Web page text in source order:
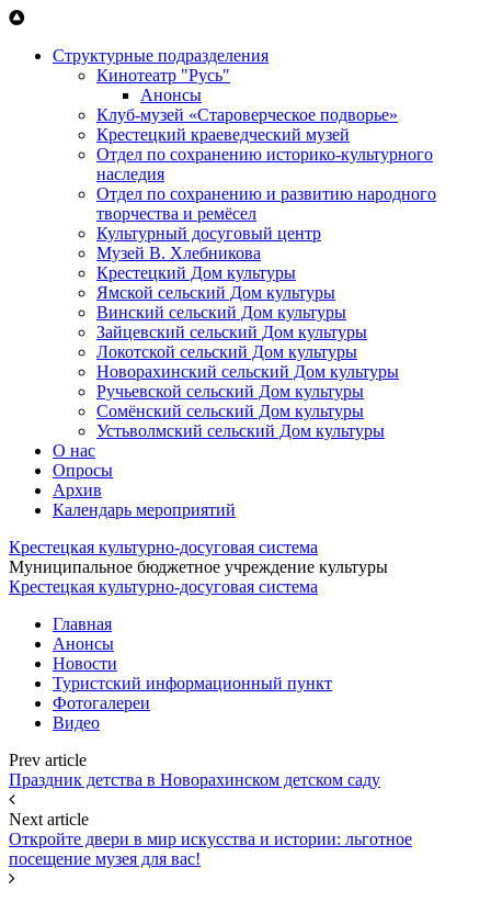
Перейти к основному содержанию
Структурные подразделения
Кинотеатр "Русь"
Анонсы
Клуб-музей «Староверческое подворье»
Крестецкий краеведческий музей
Отдел по сохранению историко-культурного
наследия
Отдел по сохранению и развитию народного
творчества и ремёсел
Культурный досуговый центр
Музей В. Хлебникова
Крестецкий Дом культуры
Ямской сельский Дом культуры
Винский сельский Дом культуры
Зайцевский сельский Дом культуры
Локотской сельский Дом культуры
Новорахинский сельский Дом культуры
Ручьевской сельский Дом культуры
Сомёнский сельский Дом культуры
Устьволмский сельский Дом культуры
О нас
Опросы
Архив
Календарь мероприятий
Крестецкая культурно-досуговая система
Муниципальное бюджетное учреждение культуры
Крестецкая культурно-досуговая система
Главная
Анонсы
Новости
Туристский информационный пункт
Фотогалереи
Видео
Prev article
Праздник детства в Новорахинском детском саду
Next article
Откройте двери в мир искусства и истории: льготное
посещение музея для вас!